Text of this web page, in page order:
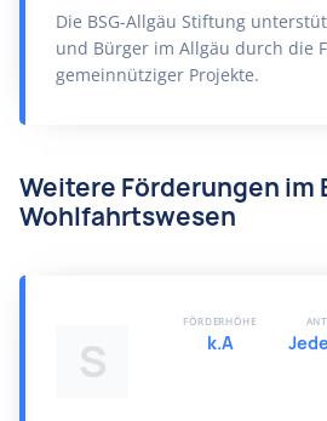
Die BSG-Allgäu Stiftung
und Bürger im Allgäu durch die
gemeinnütziger Projekte.
Weitere Förderungen im
Wohlfahrtswesen
S
FÖRDERHÖHE
k.A